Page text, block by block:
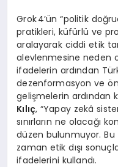
Grok 4’ün “politik
pratikleri, küfürlü ve
aralayarak ciddi etik
alevlenmesine neden
ifadelerin ardından
dezenformasyon ve
gelişmelerin ardından
Kılıç, “Yapay zekâ
sınırların ne olacağı
düzen bulunmuyor.
zaman etik dışı
ifadelerini kullandı.